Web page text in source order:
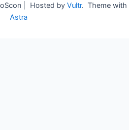
| Hosted by Vultr. Theme with
Astra